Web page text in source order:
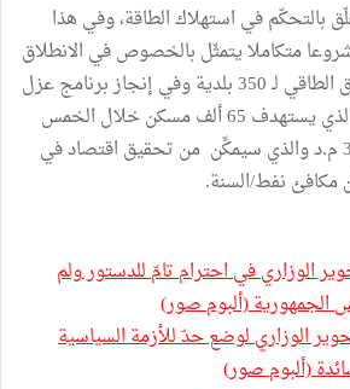
بالتحكّم في استهلاك الطاقة، وفي هذا
متكاملا يتمثّل بالخصوص في الانطلاق
الفعلي في برنامج التدقيق الطاقي لـ 350 بلدية وفي إنجاز برنامج عزل
أسقف المساكن الفردية، الذي يستهدف 65 ألف مسكن خلال الخمس
سنوات القادمة بكلفة 320 م.د والذي سيمكِّن من تحقيق اقتصاد في
الوزاري في احترام تامّ للدستور ولم
الجمهورية (ألبوم صور)
الوزاري لوضع حدّ للأزمة السياسية
(ألبوم صور)